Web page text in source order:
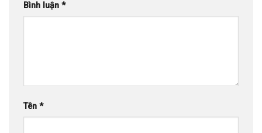
Bình luận *
Tên *